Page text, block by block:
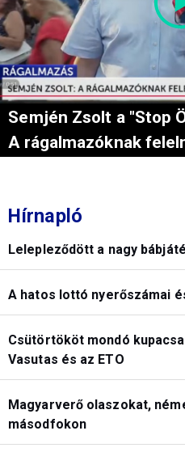
Semjén Zsolt a "Stop
A rágalmazóknak
Hírnapló
Lelepleződött a nagy
A hatos lottó nyerőszámai
Csütörtököt mondó
Vasutas és az ETO
Magyarverő olaszokat,
másodfokon